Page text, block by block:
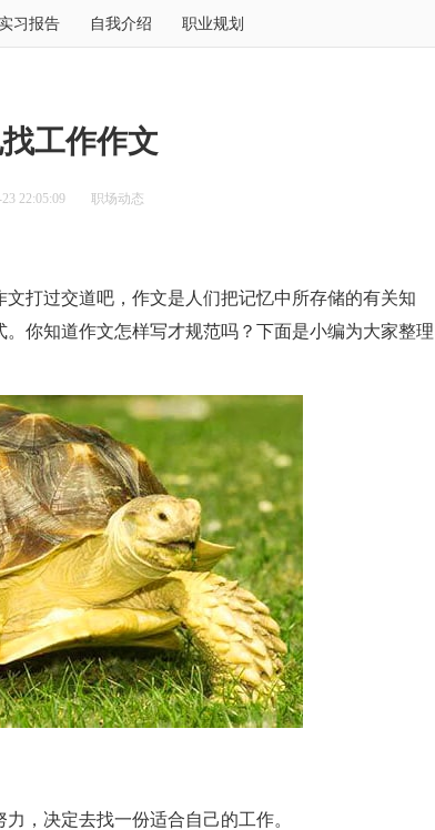
实习报告 自我介绍 职业规划
工作作文
22:05:09 职场动态
过交道吧，作文是人们把记忆中所存储的有关知
你知道作文怎样写才规范吗？下面是小编为大家整理
决定去找一份适合自己的工作。